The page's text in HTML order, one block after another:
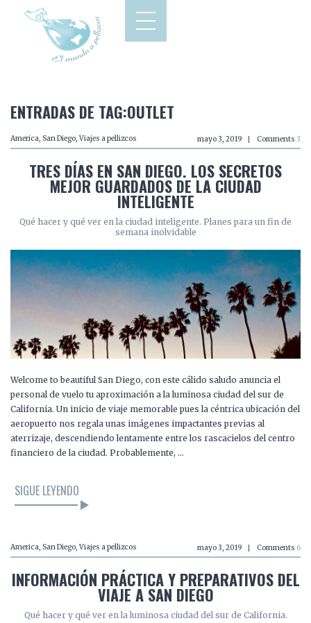
ENTRADAS DE TAG:OUTLET
America, San Diego, Viajes a pellizcos mayo 3, 2019 Comments 3
TRES DÍAS EN SAN DIEGO. LOS SECRETOS
MEJOR GUARDADOS DE LA CIUDAD
INTELIGENTE
Qué hacer y qué ver en la ciudad inteligente. Planes para un fin de
semana inolvidable
Welcome to beautiful San Diego, con este cálido saludo anuncia el
personal de vuelo tu aproximación a la luminosa ciudad del sur de
California. Un inicio de viaje memorable pues la céntrica ubicación del
aeropuerto nos regala unas imágenes impactantes previas al
aterrizaje, descendiendo lentamente entre los rascacielos del centro
financiero de la ciudad. Probablemente, …
SIGUE LEYENDO
America, San Diego, Viajes a pellizcos mayo 3, 2019 Comments 6
INFORMACIÓN PRÁCTICA Y PREPARATIVOS DEL
VIAJE A SAN DIEGO
Qué hacer y qué ver en la luminosa ciudad del sur de California.